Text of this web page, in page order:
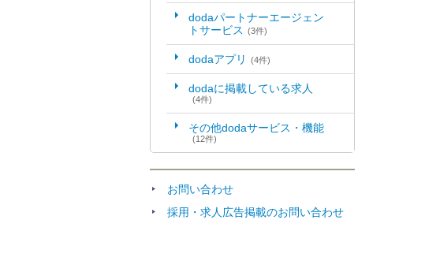
dodaパートナーエージェン
トサービス (3件)
dodaアプリ (4件)
dodaに掲載している求人
(4件)
その他dodaサービス・機能
(12件)
お問い合わせ
採用・求人広告掲載のお問い合わせ